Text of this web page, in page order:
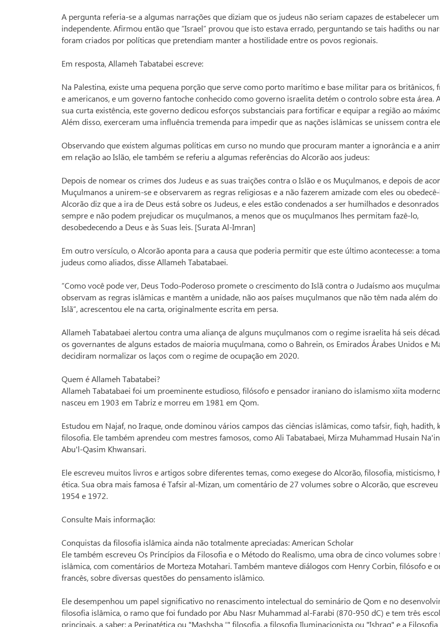
A pergunta referia-se a algumas narrações que diziam que os judeus não seriam capazes de estabelecer
independente. Afirmou então que “Israel” provou que isto estava errado, perguntando se tais hadiths ou
foram criados por políticas que pretendiam manter a hostilidade entre os povos regionais.
Em resposta, Allameh Tabatabei escreve:
Na Palestina, existe uma pequena porção que serve como porto marítimo e base militar para os britânicos,
e americanos, e um governo fantoche conhecido como governo israelita detém o controlo sobre esta área.
sua curta existência, este governo dedicou esforços substanciais para fortificar e equipar a região ao
Além disso, exerceram uma influência tremenda para impedir que as nações islâmicas se unissem contra
Observando que existem algumas políticas em curso no mundo que procuram manter a ignorância e a
em relação ao Islão, ele também se referiu a algumas referências do Alcorão aos judeus:
Depois de nomear os crimes dos Judeus e as suas traições contra o Islão e os Muçulmanos, e depois de
Muçulmanos a unirem-se e observarem as regras religiosas e a não fazerem amizade com eles ou
Alcorão diz que a ira de Deus está sobre os Judeus, e eles estão condenados a ser humilhados e
sempre e não podem prejudicar os muçulmanos, a menos que os muçulmanos lhes permitam fazê-lo,
desobedecendo a Deus e às Suas leis. [Surata Al-Imran]
Em outro versículo, o Alcorão aponta para a causa que poderia permitir que este último acontecesse: a
judeus como aliados, disse Allameh Tabatabaei.
“Como você pode ver, Deus Todo-Poderoso promete o crescimento do Islã contra o Judaísmo aos
observam as regras islâmicas e mantêm a unidade, não aos países muçulmanos que não têm nada além
Islã”, acrescentou ele na carta, originalmente escrita em persa.
Allameh Tabatabaei alertou contra uma aliança de alguns muçulmanos com o regime israelita há seis
os governantes de alguns estados de maioria muçulmana, como o Bahrein, os Emirados Árabes Unidos e
decidiram normalizar os laços com o regime de ocupação em 2020.
Quem é Allameh Tabatabei?
Allameh Tabatabaei foi um proeminente estudioso, filósofo e pensador iraniano do islamismo xiita
nasceu em 1903 em Tabriz e morreu em 1981 em Qom.
Estudou em Najaf, no Iraque, onde dominou vários campos das ciências islâmicas, como tafsir, fiqh, hadith,
filosofia. Ele também aprendeu com mestres famosos, como Ali Tabatabaei, Mirza Muhammad Husain
Abu'l-Qasim Khwansari.
Ele escreveu muitos livros e artigos sobre diferentes temas, como exegese do Alcorão, filosofia, misticismo,
ética. Sua obra mais famosa é Tafsir al-Mizan, um comentário de 27 volumes sobre o Alcorão, que
1954 e 1972.
Consulte Mais informação:
Conquistas da filosofia islâmica ainda não totalmente apreciadas: American Scholar
Ele também escreveu Os Princípios da Filosofia e o Método do Realismo, uma obra de cinco volumes
islâmica, com comentários de Morteza Motahari. Também manteve diálogos com Henry Corbin, filósofo e
francês, sobre diversas questões do pensamento islâmico.
Ele desempenhou um papel significativo no renascimento intelectual do seminário de Qom e no
filosofia islâmica, o ramo que foi fundado por Abu Nasr Muhammad al-Farabi (870-950 dC) e tem três
principais, a saber: a Peripatética ou "Mashsha '" filosofia, a filosofia Iluminacionista ou "Ishraq" e a Filosofia